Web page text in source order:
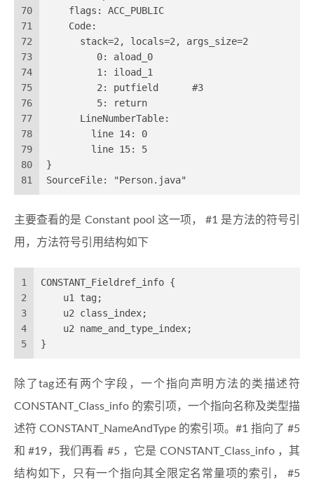
70
71
72
73
74
75
76
77
78
79
80
81
    flags: ACC_PUBLIC
    Code:
      stack=2, locals=2, args_size=2
         0: aload_0
         1: iload_1
2: putfield      #3
         5: return
      LineNumberTable:
        line 14: 0
        line 15: 5
}
SourceFile: "Person.java"
主要查看的是 Constant pool 这一项， #1 是方法的符号引
用，方法符号引用结构如下
1
2
3
4
5
CONSTANT_Fieldref_info {
    u1 tag;
    u2 class_index;
    u2 name_and_type_index;
}
除了tag还有两个字段，一个指向声明方法的类描述符
CONSTANT_Class_info 的索引项，一个指向名称及类型描
述符 CONSTANT_NameAndType 的索引项。#1 指向了 #5
和 #19，我们再看 #5 ，它是 CONSTANT_Class_info ，其
结构如下，只有一个指向其全限定名常量项的索引， #5